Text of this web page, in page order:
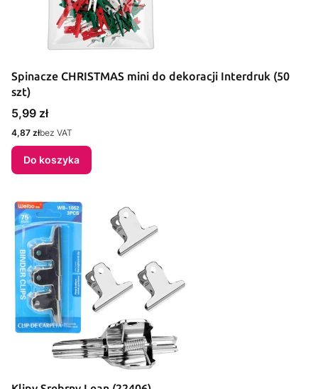
Spinacze CHRISTMAS mini do dekoracji Interdruk (50
szt)
Cena
5,99 zł
Cena
4,87 złbez VAT
Do koszyka